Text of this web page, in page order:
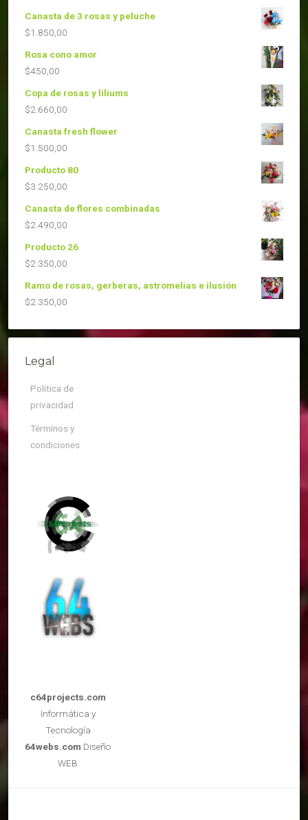
Canasta de 3 rosas y peluche
$1.850,00
Rosa cono amor
$450,00
Copa de rosas y liliums
$2.660,00
Canasta fresh flower
$1.500,00
Producto 80
$3.250,00
Canasta de flores combinadas
$2.490,00
Producto 26
$2.350,00
Ramo de rosas, gerberas, astromelias e ilusión
$2.350,00
Legal
Política de
privacidad
Términos y
condiciones
c64projects.com
Informática y
Tecnología
64webs.com Diseño
WEB